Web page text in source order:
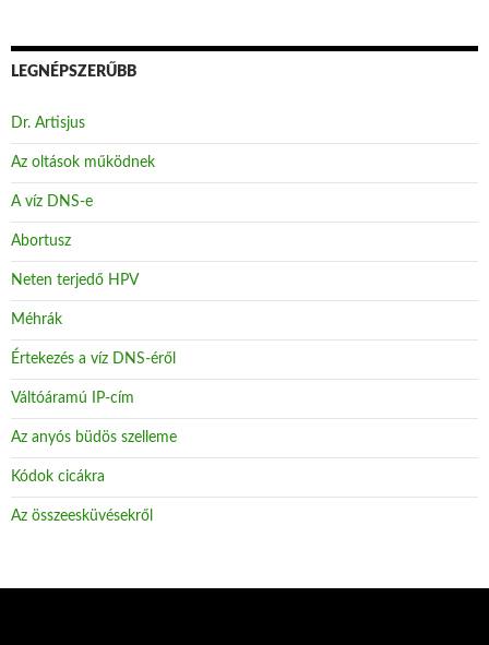
LEGNÉPSZERŰBB
Dr. Artisjus
Az oltások működnek
A víz DNS-e
Abortusz
Neten terjedő HPV
Méhrák
Értekezés a víz DNS-éről
Váltóáramú IP-cím
Az anyós büdös szelleme
Kódok cicákra
Az összeesküvésekről